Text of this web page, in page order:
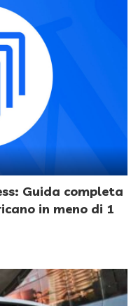
Guida completa
in meno di 1